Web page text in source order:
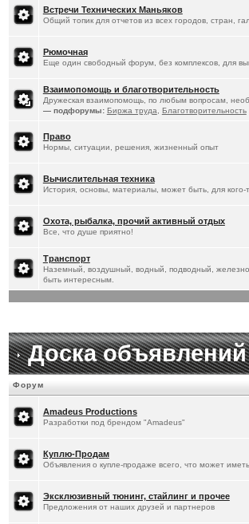
Встречи Технических Маньяков
Общий топик для отчетов из всех городов, стран,
Рюмочная
Еще один свободный форум, без комплексов, для
Взаимопомощь и благотворительность
Дружеская взаимопомощь, по любым вопросам,
— подфорумы: Биржа труда Благотворительность
Право
Нормы, ситуации, решения, жизненный опыт
Вычислительная техника
История, основы, материалы, может быть, для кого-
Охота, рыбалка, прочий активный отдых
Все, что душе приятно!
Транспорт
Наземный, воздушный, водный, подводный,
быть интересным.
Доска объявлений
Форум
Amadeus Productions
Разработки под брендом "Amadeus"
Куплю-Продам
Объявления о купле-продаже всего, что может
Эксклюзивный тюнинг, стайлинг и прочее
Предложения от наших друзей и партнеров